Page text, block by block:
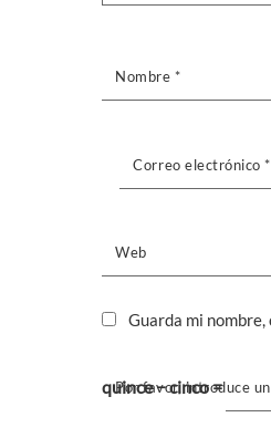
Nombre *
Correo electrónico *
Web
Guarda mi
Por favor, introduce
quince − cinco =